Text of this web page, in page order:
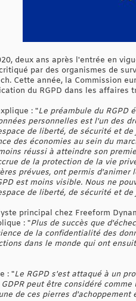
deux ans après l'entrée en
par des organismes de
Cette année, la Commission
du RGPD dans les affaires
: "Le préambule du RGPD
personnelles est l'un des
de liberté, de sécurité et
des économies au sein du
réussi à atteindre son
de la protection de la vie
prévues, ont permis
est moins visible. Nous ne
de liberté, de sécurité et
principal chez Freeform
: "Plus de succès que
de la confidentialité des
dans le monde qui ont
: "Le RGPD s'est attaqué à un
peut être considéré
de ces pierres d'achoppement